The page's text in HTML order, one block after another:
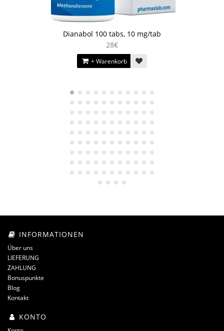
Dianabol 100 tabs, 10 mg/tab
28€
+ Warenkorb
INFORMATIONEN
Über uns
LIEFERUNG
ZAHLUNG
Bonuspunkte
Blog
Kontakt
KONTO